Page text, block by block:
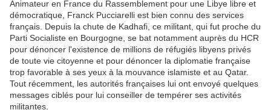
Animateur en France du Rassemblement pour une Libye libre et
démocratique, Franck Pucciarelli est bien connu des services
français. Depuis la chute de Kadhafi, ce militant, qui fut proche du
Parti Socialiste en Bourgogne, se bat notamment auprès du HCR
pour dénoncer l'existence de millions de réfugiés libyens privés
de toute vie citoyenne et pour dénoncer la diplomatie française
trop favorable à ses yeux à la mouvance islamiste et au Qatar.
Tout récemment, les autorités françaises lui ont envoyé quelques
messages ciblés pour lui conseiller de tempérer ses activités
militantes.